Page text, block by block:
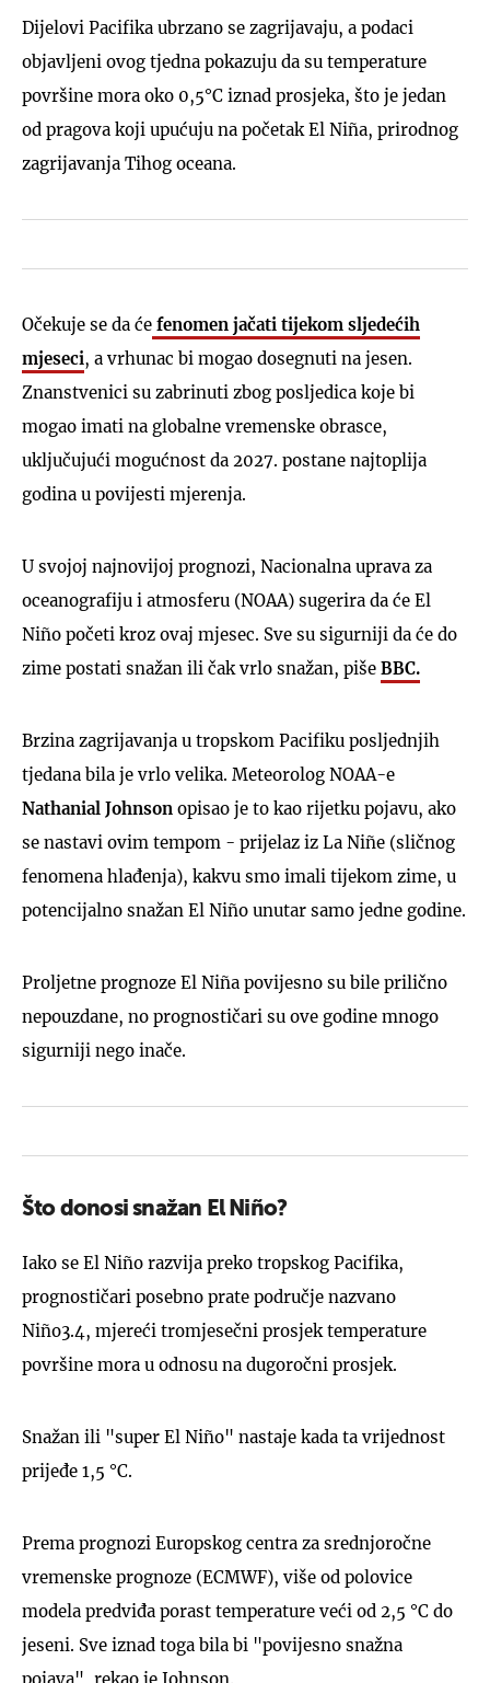
Dijelovi Pacifika ubrzano se zagrijavaju, a podaci
objavljeni ovog tjedna pokazuju da su temperature
površine mora oko 0,5°C iznad prosjeka, što je jedan
od pragova koji upućuju na početak El Niña, prirodnog
zagrijavanja Tihog oceana.
Očekuje se da će fenomen jačati tijekom sljedećih
mjeseci, a vrhunac bi mogao dosegnuti na jesen.
Znanstvenici su zabrinuti zbog posljedica koje bi
mogao imati na globalne vremenske obrasce,
uključujući mogućnost da 2027. postane najtoplija
godina u povijesti mjerenja.
U svojoj najnovijoj prognozi, Nacionalna uprava za
oceanografiju i atmosferu (NOAA) sugerira da će El
Niño početi kroz ovaj mjesec. Sve su sigurniji da će do
zime postati snažan ili čak vrlo snažan, piše BBC.
Brzina zagrijavanja u tropskom Pacifiku posljednjih
tjedana bila je vrlo velika. Meteorolog NOAA-e
Nathanial Johnson opisao je to kao rijetku pojavu, ako
se nastavi ovim tempom - prijelaz iz La Niñe (sličnog
fenomena hlađenja), kakvu smo imali tijekom zime, u
potencijalno snažan El Niño unutar samo jedne godine.
Proljetne prognoze El Niña povijesno su bile prilično
nepouzdane, no prognostičari su ove godine mnogo
sigurniji nego inače.
Što donosi snažan El Niño?
Iako se El Niño razvija preko tropskog Pacifika,
prognostičari posebno prate područje nazvano
Niño3.4, mjereći tromjesečni prosjek temperature
površine mora u odnosu na dugoročni prosjek.
Snažan ili "super El Niño" nastaje kada ta vrijednost
prijeđe 1,5 °C.
Prema prognozi Europskog centra za srednjoročne
vremenske prognoze (ECMWF), više od polovice
modela predviđa porast temperature veći od 2,5 °C do
jeseni. Sve iznad toga bila bi "povijesno snažna
pojava", rekao je Johnson.